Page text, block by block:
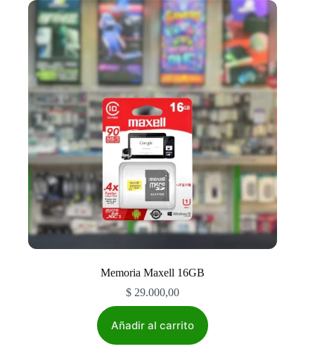
Memoria Maxell 16GB
$ 29.000,00
Añadir al carrito